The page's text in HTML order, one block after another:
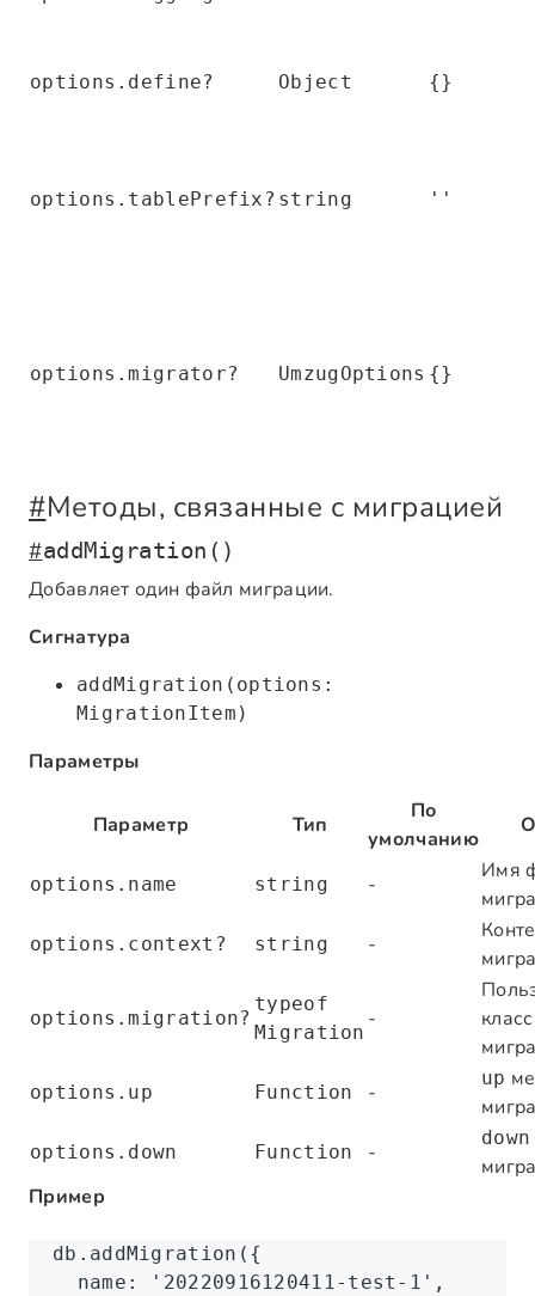
options.define? Object {}
options.tablePrefix? string ''
options.migrator? UmzugOptions {}
#Методы, связанные с миграцией
#addMigration()
Добавляет один файл миграции.
Сигнатура
addMigration(options:
MigrationItem)
Параметры
Параметр Тип
По
умолчанию
options.name string -
Имя
options.context? string -
options.migration?
typeof
Migration
-
options.up Function -
up
options.down Function -
down
Пример
db .addMigration ({
  name
: '20220916120411-test-1' ,